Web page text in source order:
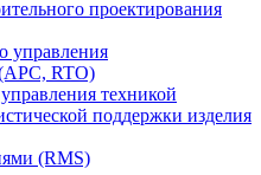
проектирования
управления
RTO)
техникой
поддержки изделия
(RMS)